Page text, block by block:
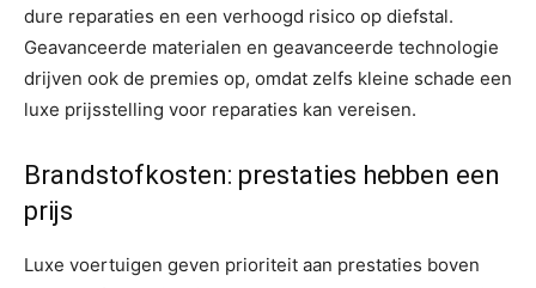
dure reparaties en een verhoogd risico op diefstal.
Geavanceerde materialen en geavanceerde technologie
drijven ook de premies op, omdat zelfs kleine schade een
luxe prijsstelling voor reparaties kan vereisen.
Brandstofkosten: prestaties hebben een
prijs
Luxe voertuigen geven prioriteit aan prestaties boven